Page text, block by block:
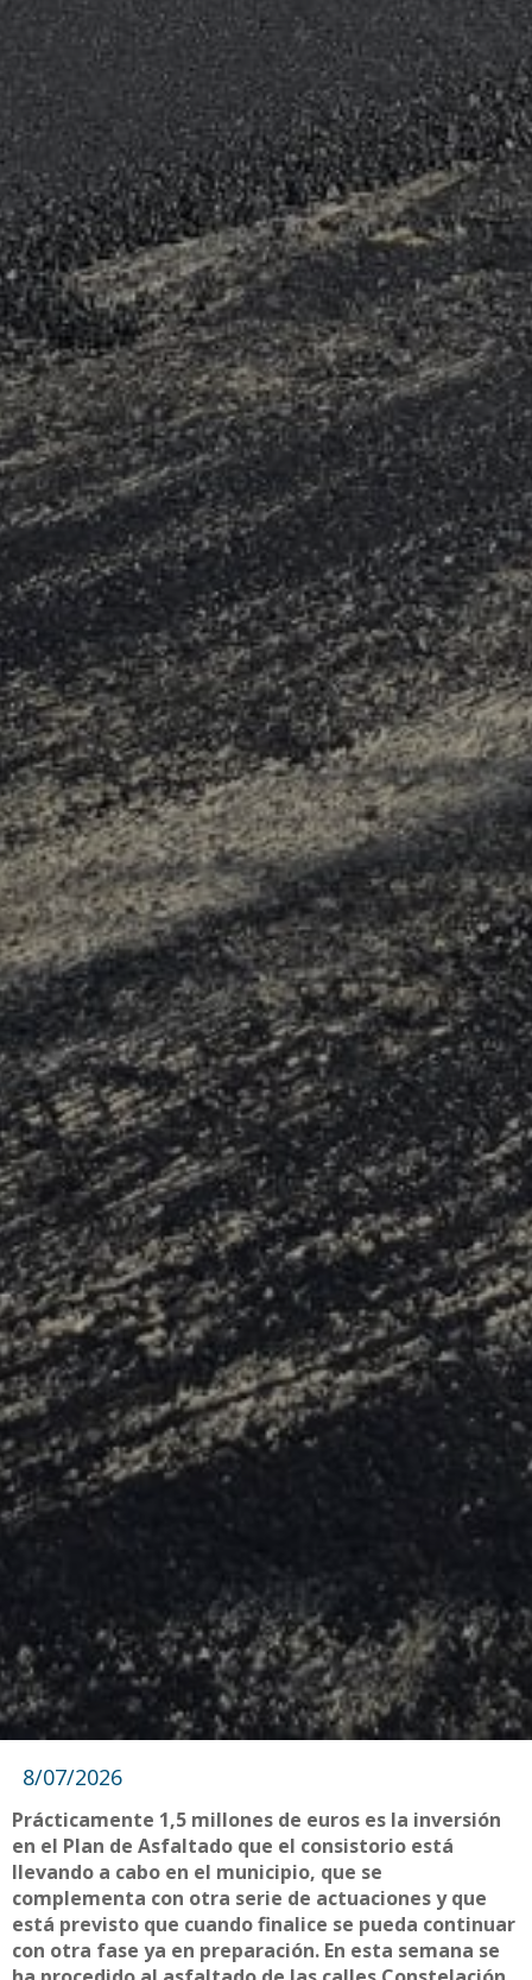
8/07/2026
Prácticamente 1,5 millones de euros es la inversión
en el Plan de Asfaltado que el consistorio está
llevando a cabo en el municipio, que se
complementa con otra serie de actuaciones y que
está previsto que cuando finalice se pueda continuar
con otra fase ya en preparación. En esta semana se